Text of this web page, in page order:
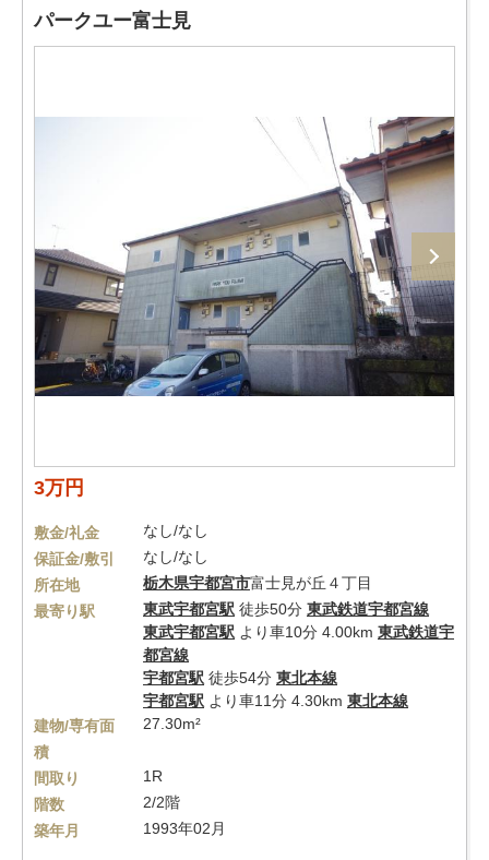
パークユー富士見
3万円
敷金/礼金
なし/なし
保証金/敷引
なし/なし
所在地
栃木県宇都宮市富士見が丘４丁目
最寄り駅
東武宇都宮駅 徒歩50分 東武鉄道宇都宮線
東武宇都宮駅 より車10分 4.00km 東武鉄道宇
都宮線
宇都宮駅 徒歩54分 東北本線
宇都宮駅 より車11分 4.30km 東北本線
建物/専有面
積
27.30m²
間取り
1R
階数
2/2階
築年月
1993年02月